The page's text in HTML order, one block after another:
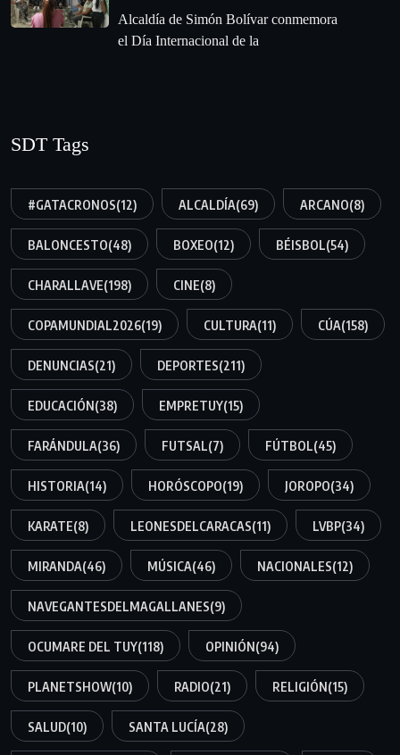
Alcaldía de Simón Bolívar conmemora
el Día Internacional de la
SDT Tags
#GATACRONOS(12) ALCALDÍA(69) ARCANO(8)
BALONCESTO(48) BOXEO(12) BÉISBOL(54)
CHARALLAVE(198) CINE(8)
COPAMUNDIAL2026(19) CULTURA(11) CÚA(158)
DENUNCIAS(21) DEPORTES(211)
EDUCACIÓN(38) EMPRETUY(15)
FARÁNDULA(36) FUTSAL(7) FÚTBOL(45)
HISTORIA(14) HORÓSCOPO(19) JOROPO(34)
KARATE(8) LEONESDELCARACAS(11) LVBP(34)
MIRANDA(46) MÚSICA(46) NACIONALES(12)
NAVEGANTESDELMAGALLANES(9)
OCUMARE DEL TUY(118) OPINIÓN(94)
PLANETSHOW(10) RADIO(21) RELIGIÓN(15)
SALUD(10) SANTA LUCÍA(28)